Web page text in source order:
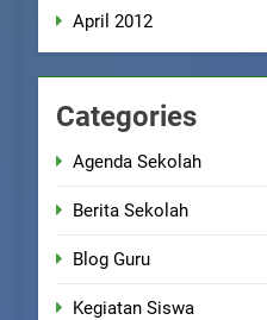
April 2012
Categories
Agenda Sekolah
Berita Sekolah
Blog Guru
Kegiatan Siswa